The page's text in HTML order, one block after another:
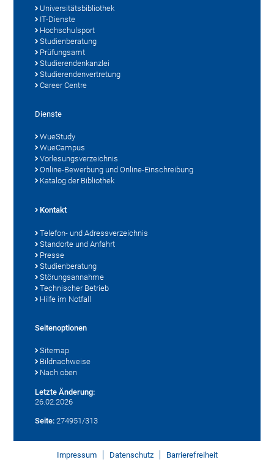
Universitätsbibliothek
IT-Dienste
Hochschulsport
Studienberatung
Prüfungsamt
Studierendenkanzlei
Studierendenvertretung
Career Centre
Dienste
WueStudy
WueCampus
Vorlesungsverzeichnis
Online-Bewerbung und Online-Einschreibung
Katalog der Bibliothek
Kontakt
Telefon- und Adressverzeichnis
Standorte und Anfahrt
Presse
Studienberatung
Störungsannahme
Technischer Betrieb
Hilfe im Notfall
Seitenoptionen
Sitemap
Bildnachweise
Nach oben
Letzte Änderung:
26.02.2026
Seite: 274951/313
Impressum Datenschutz Barrierefreiheit